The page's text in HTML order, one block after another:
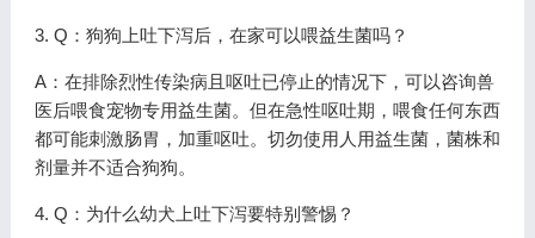
3. Q：狗狗上吐下泻后，在家可以喂益生菌吗？
A：在排除烈性传染病且呕吐已停止的情况下，可以咨询兽
医后喂食宠物专用益生菌。但在急性呕吐期，喂食任何东西
都可能刺激肠胃，加重呕吐。切勿使用人用益生菌，菌株和
剂量并不适合狗狗。
4. Q：为什么幼犬上吐下泻要特别警惕？